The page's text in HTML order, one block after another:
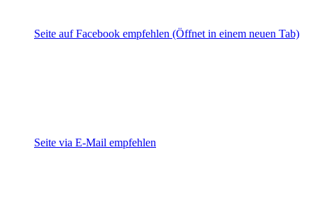
Seite auf Facebook empfehlen (Öffnet in einem neuen Tab)
Seite via E-Mail empfehlen